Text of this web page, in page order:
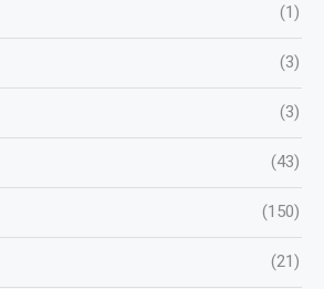
(1)
(3)
(3)
(43)
(150)
(21)